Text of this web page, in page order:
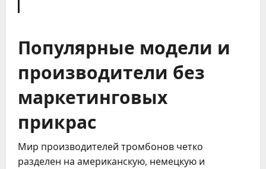
Популярные модели и
производители без
маркетинговых
прикрас
Мир производителей тромбонов четко
разделен на американскую, немецкую и